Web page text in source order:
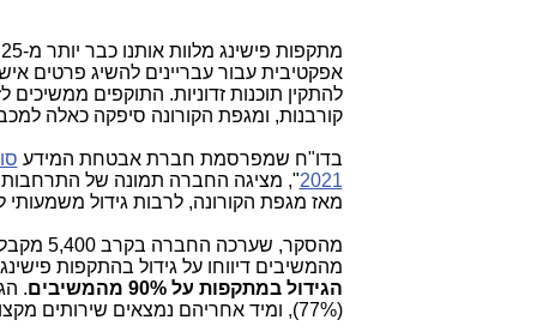
אפקטיבית עבור עבריינים להשיג פרטים
להתקין תוכנות זדוניות. התוקפים
קורבנות, ומגפת הקורונה סיפקה כאלה
בדו"ח שמפרסמת חברת אבטחת המידע
2021", מציגה החברה תמונה של התרחבות
מאז מגפת הקורונה, לרבות גידול
מהסקר, שערכה החברה בקרב 5,400 מקבלי החלטות
מהמשיבים דיווחו על גידול בהתקפות
הגידול במתקפות על 90% מהמשיבים
.
(77%), ומיד אחריהם נמצאים שירותים מקצועיים ועסקיים (76%) ושירותי בריאות (73%).